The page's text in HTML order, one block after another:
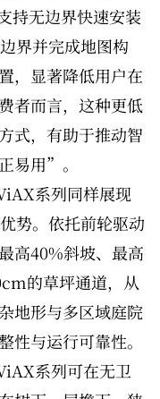
持无边界快速安装
界并完成地图构
，显著降低用户在
者而言，这种更低
式，有助于推动智
易用”。
系列同样展现
势。依托前轮驱动
高40%斜坡、最高
的草坪通道，从
地形与多区域庭院
性与运行可靠性。
系列可在无卫